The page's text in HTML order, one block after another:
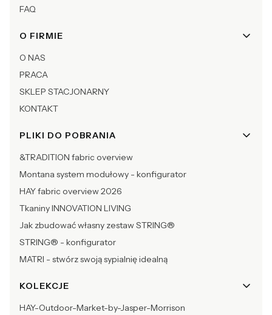
FAQ
O FIRMIE
O NAS
PRACA
SKLEP STACJONARNY
KONTAKT
PLIKI DO POBRANIA
&TRADITION fabric overview
Montana system modułowy - konfigurator
HAY fabric overview 2026
Tkaniny INNOVATION LIVING
Jak zbudować własny zestaw STRING®
STRING® - konfigurator
MATRI - stwórz swoją sypialnię idealną
KOLEKCJE
HAY-Outdoor-Market-by-Jasper-Morrison